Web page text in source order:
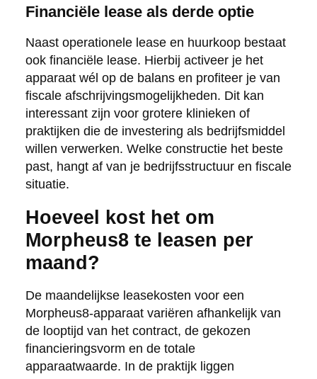
Financiële lease als derde optie
Naast operationele lease en huurkoop bestaat
ook financiële lease. Hierbij activeer je het
apparaat wél op de balans en profiteer je van
fiscale afschrijvingsmogelijkheden. Dit kan
interessant zijn voor grotere klinieken of
praktijken die de investering als bedrijfsmiddel
willen verwerken. Welke constructie het beste
past, hangt af van je bedrijfsstructuur en fiscale
situatie.
Hoeveel kost het om
Morpheus8 te leasen per
maand?
De maandelijkse leasekosten voor een
Morpheus8-apparaat variëren afhankelijk van
de looptijd van het contract, de gekozen
financieringsvorm en de totale
apparaatwaarde. In de praktijk liggen